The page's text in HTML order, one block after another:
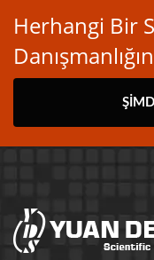
Herhangi Bir